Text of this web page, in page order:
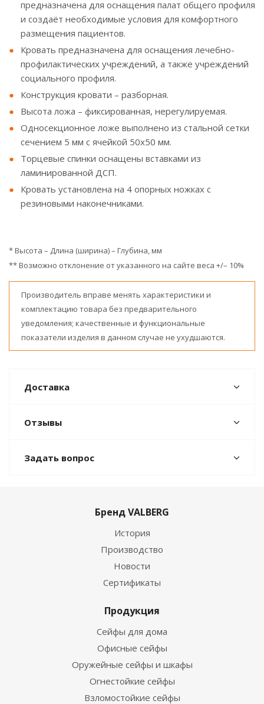
предназначена для оснащения палат общего профиля
и создаёт необходимые условия для комфортного
размещения пациентов.
Кровать предназначена для оснащения лечебно-
профилактических учреждений, а также учреждений
социального профиля.
Конструкция кровати – разборная.
Высота ложа – фиксированная, нерегулируемая.
Односекционное ложе выполнено из стальной сетки
сечением 5 мм с ячейкой 50х50 мм.
Торцевые спинки оснащены вставками из
ламинированной ДСП.
Кровать установлена на 4 опорных ножках с
резиновыми наконечниками.
* Высота – Длина (ширина) – Глубина, мм
** Возможно отклонение от указанного на сайте веса +/– 10%
Производитель вправе менять характеристики и
комплектацию товара без предварительного
уведомления; качественные и функциональные
показатели изделия в данном случае не ухудшаются.
Доставка
Отзывы
Задать вопрос
Бренд VALBERG
История
Производство
Новости
Сертификаты
Продукция
Сейфы для дома
Офисные сейфы
Оружейные сейфы и шкафы
Огнестойкие сейфы
Взломостойкие сейфы